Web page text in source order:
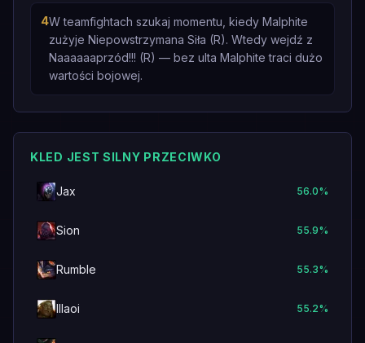
4W teamfightach szukaj momentu, kiedy Malphite
zużyje Niepowstrzymana Siła (R). Wtedy wejdź z
Naaaaaaprzód!!! (R) — bez ulta Malphite traci dużo
wartości bojowej.
KLED JEST SILNY PRZECIWKO
Jax 56.0%
Sion 55.9%
Rumble 55.3%
Illaoi 55.2%